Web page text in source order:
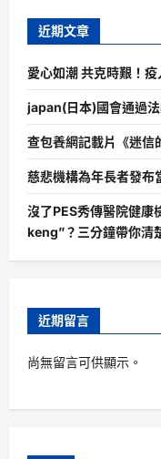
近期文章
愛心如潮 共克時艱！
japan(日本)國會通過
查包養網記載片《迷信
慈悲機構為年長者發布
沒了PES秀傳醫院健康
keng”？三分鐘帶你清
近期留言
尚無留言可供顯示。